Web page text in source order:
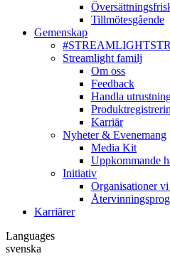
Tillmötesgående
Gemenskap
Streamlight familj
Om oss
Feedback
Handla
Karriär
Nyheter & Evenemang
Media Kit
Uppkommande
Initiativ
Organisationer
Karriärer
Languages
svenska